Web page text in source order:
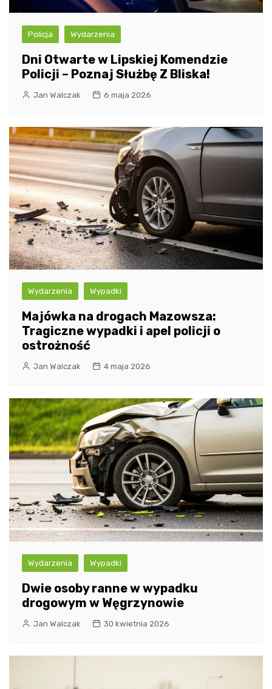
Policja Wydarzenia
Dni Otwarte w Lipskiej Komendzie
Policji – Poznaj Służbę Z Bliska!
Jan Walczak 6 maja 2026
Wydarzenia Wypadki
Majówka na drogach Mazowsza:
Tragiczne wypadki i apel policji o
ostrożność
Jan Walczak 4 maja 2026
Wydarzenia Wypadki
Dwie osoby ranne w wypadku
drogowym w Węgrzynowie
Jan Walczak 30 kwietnia 2026